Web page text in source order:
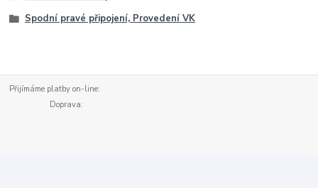
Spodní pravé připojení, Provedení VK
Přijímáme platby on-line:
Doprava: